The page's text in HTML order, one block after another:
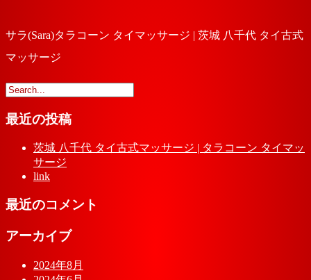
サラ(Sara)タラコーン タイマッサージ | 茨城 八千代 タイ古式
マッサージ
最近の投稿
茨城 八千代 タイ古式マッサージ | タラコーン タイマッ
サージ
link
最近のコメント
アーカイブ
2024年8月